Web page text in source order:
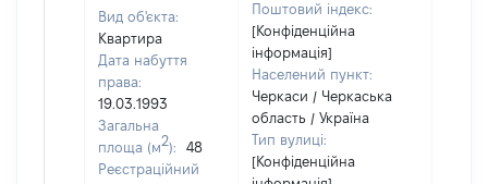
Вид об'єкта:
Квартира
Дата набуття
права:
19.03.1993
Загальна
площа (м2):
48
Реєстраційний
Поштовий індекс:
[Конфіденційна
інформація]
Населений пункт:
Черкаси / Черкаська
область / Україна
Тип вулиці:
[Конфіденційна